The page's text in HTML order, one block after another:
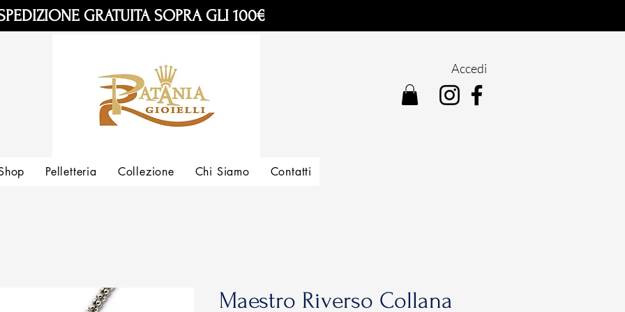
GRATUITA SOPRA GLI 100€
Accedi
Maestro Riverso Collana
Pelletteria Collezione Chi Siamo Contatti